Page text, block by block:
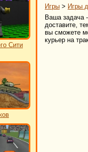
Сити
Игры > Игры
Ваша задача
доставите,
вы сможете
курьер на